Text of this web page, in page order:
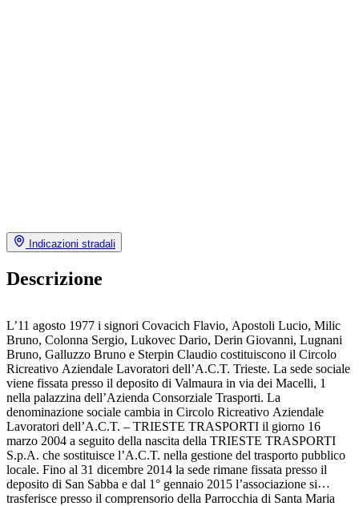
Indicazioni stradali
Descrizione
L’11 agosto 1977 i signori Covacich Flavio, Apostoli Lucio, Milic
Bruno, Colonna Sergio, Lukovec Dario, Derin Giovanni, Lugnani
Bruno, Galluzzo Bruno e Sterpin Claudio costituiscono il Circolo
Ricreativo Aziendale Lavoratori dell’A.C.T. Trieste. La sede sociale
viene fissata presso il deposito di Valmaura in via dei Macelli, 1
nella palazzina dell’Azienda Consorziale Trasporti. La
denominazione sociale cambia in Circolo Ricreativo Aziendale
Lavoratori dell’A.C.T. – TRIESTE TRASPORTI il giorno 16
marzo 2004 a seguito della nascita della TRIESTE TRASPORTI
S.p.A. che sostituisce l’A.C.T. nella gestione del trasporto pubblico
locale. Fino al 31 dicembre 2014 la sede rimane fissata presso il
deposito di San Sabba e dal 1° gennaio 2015 l’associazione si
trasferisce presso il comprensorio della Parrocchia di Santa Maria